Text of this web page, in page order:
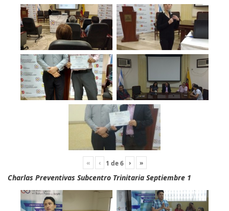
« ‹ 1 de6 › »
Charlas Preventivas Subcentro Trinitaria Septiembre 1